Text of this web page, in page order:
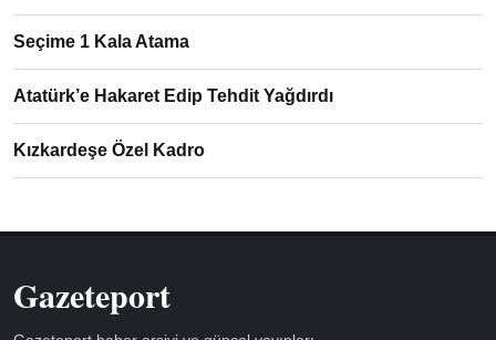
Seçime 1 Kala Atama
Atatürk’e Hakaret Edip Tehdit Yağdırdı
Kızkardeşe Özel Kadro
Gazeteport